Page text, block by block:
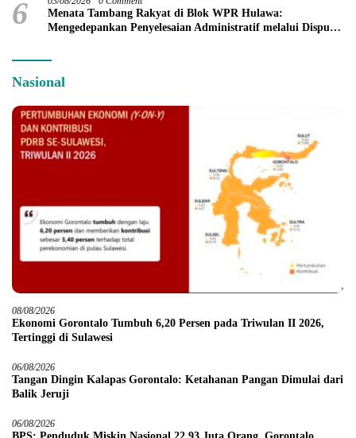
6
Menata Tambang Rakyat di Blok WPR Hulawa:
Mengedepankan Penyelesaian Administratif melalui Dispute
Nasional
08/08/2026
Ekonomi Gorontalo Tumbuh 6,20 Persen pada Triwulan II 2026,
Tertinggi di Sulawesi
06/08/2026
Tangan Dingin Kalapas Gorontalo: Ketahanan Pangan Dimulai dari
Balik Jeruji
06/08/2026
BPS: Penduduk Miskin Nasional 22,93 Juta Orang, Gorontalo